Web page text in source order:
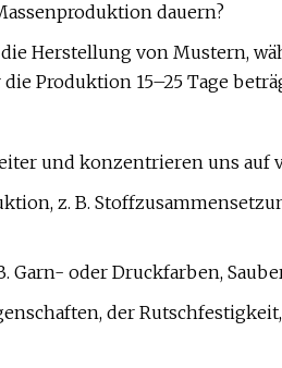
dauern?
Herstellung von Mustern,
Produktion 15–25 Tage
und konzentrieren uns auf
z. B.
oder Druckfarben,
der